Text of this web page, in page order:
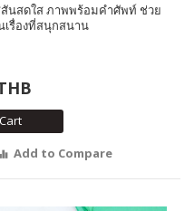
นสดใส ภาพพร้อมคำศัพท์ ช่วย
เรื่องที่สนุกสนาน
Add to Compare